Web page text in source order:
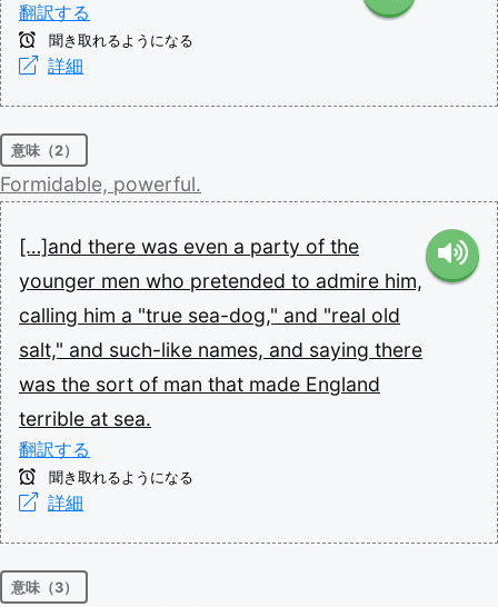
翻訳する
聞き取れるようになる
詳細
意味（2）
Formidable, powerful.
[…]and there was even a party of the
younger men who pretended to admire him,
calling him a "true sea-dog," and "real old
salt," and such-like names, and saying there
was the sort of man that made England
terrible at sea.
翻訳する
聞き取れるようになる
詳細
意味（3）